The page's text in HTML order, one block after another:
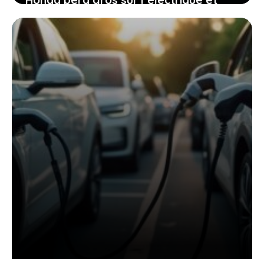
mise tout sur l’hybride : comment cela
va impacter votre conduite
27 mai 2026